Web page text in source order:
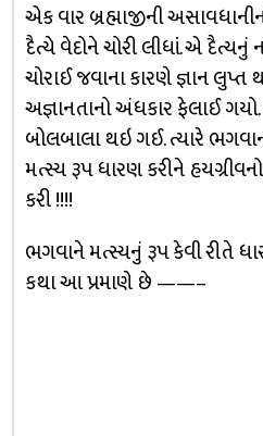
એક વાર બ્રહ્માજીની
દૈત્યે વેદોને ચોરી લીધાં. એ દૈત્યનું
ચોરાઈ જવાના કારણે જ્ઞાન
અજ્ઞાનતાનો અંધકાર ફેલાઈ
બોલબાલા થઇ ગઈ. ત્યારે
મત્સ્ય રૂપ ધારણ કરીને
કરી !!!!
ભગવાને મત્સ્યનું રૂપ કેવી રીતે
કથા આ પ્રમાણે છે ——–